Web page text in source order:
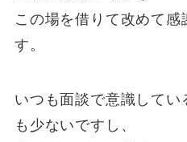
この場を借りて改めて
す。
いつも面談で意識してい
も少ないですし、